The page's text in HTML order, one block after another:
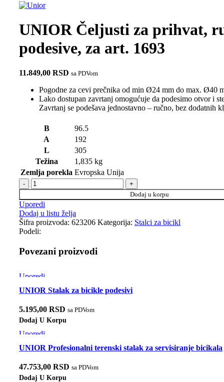
UNIOR Čeljusti za prihvat,
podesive, za art. 1693
11.849,00 RSD sa PDVom
Pogodne za cevi prečnika od min Ø24 mm do max. Ø40
Lako dostupan zavrtanj omogućuje da podesimo otvor i
Zavrtanj se podešava jednostavno – ručno, bez dodatnih
B
96.5
A
192
L
305
Težina
1,835 kg
Zemlja porekla Evropska Unija
UNIOR Čeljusti za prihvat, ručno-podesive, za art. 1693
Dodaj u korpu
Uporedi
Dodaj u listu želja
Šifra proizvoda: 623206 Kategorija: Stalci za bicikl
Podeli:
Povezani proizvodi
Uporedi
Brzi pregled
UNIOR Stalak za bicikle podesivi
5.195,00 RSD sa PDVom
Dodaj U Korpu
Uporedi
Brzi pregled
UNIOR Profesionalni terenski stalak za servisiranje bicikala
47.753,00 RSD sa PDVom
Dodaj U Korpu